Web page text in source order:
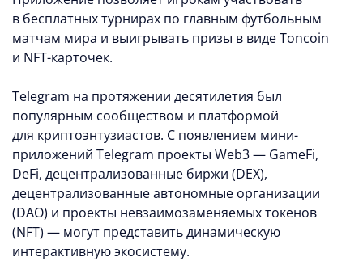
в бесплатных турнирах по главным футбольным
матчам мира и выигрывать призы в виде Toncoin
и NFT-карточек.
Telegram на протяжении десятилетия был
популярным сообществом и платформой
для криптоэнтузиастов. С появлением мини-
приложений Telegram проекты Web3 — GameFi,
DeFi, децентрализованные биржи (DEX),
децентрализованные автономные организации
(DAO) и проекты невзаимозаменяемых токенов
(NFT) — могут представить динамическую
интерактивную экосистему.